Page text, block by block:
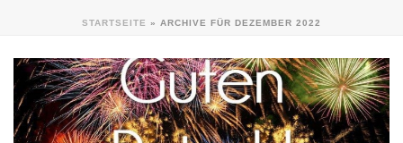
STARTSEITE » ARCHIVE FÜR DEZEMBER 2022